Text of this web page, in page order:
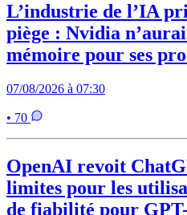
L’industrie de l’IA
piège : Nvidia
mémoire pour ses
07/08/2026 à 07:30
• 70
OpenAI revoit
limites pour les
de fiabilité pour